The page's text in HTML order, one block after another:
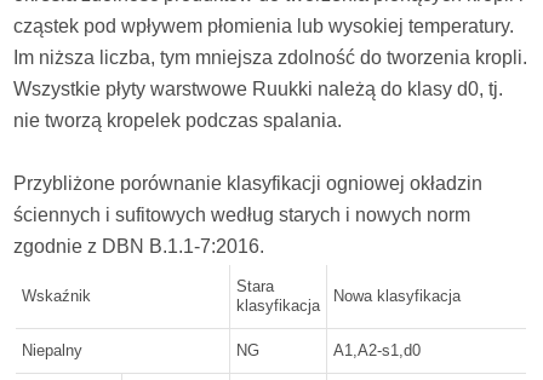
cząstek pod wpływem płomienia lub wysokiej temperatury.
Im niższa liczba, tym mniejsza zdolność do tworzenia kropli.
Wszystkie płyty warstwowe Ruukki należą do klasy d0, tj.
nie tworzą kropelek podczas spalania.
Przybliżone porównanie klasyfikacji ogniowej okładzin
ściennych i sufitowych według starych i nowych norm
zgodnie z DBN B.1.1-7:2016.
Wskaźnik
Stara
klasyfikacja
Nowa klasyfikacja
Niepalny NG A1,A2-s1,d0